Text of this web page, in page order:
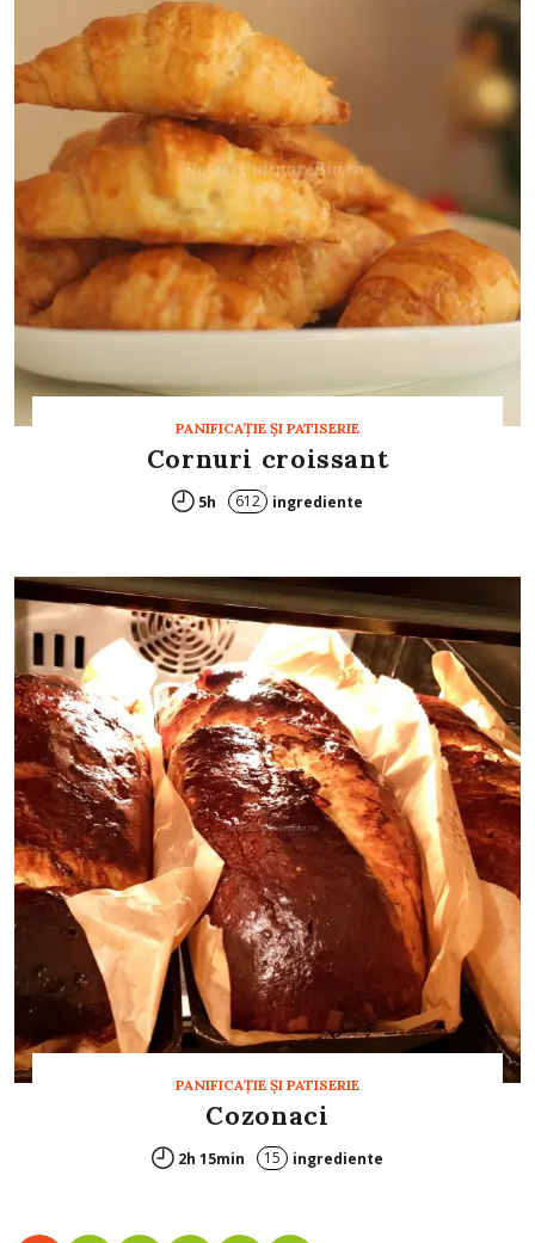
PANIFICAŢIE ŞI PATISERIE
Cornuri croissant
5h 612 ingrediente
PANIFICAŢIE ŞI PATISERIE
Cozonaci
2h 15min 15 ingrediente